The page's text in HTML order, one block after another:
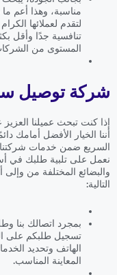
مناسبة، وهذا أعم
لتقدم لعملائها
تنافسية جدًا وأقل
المستوى من
شركة توصيل
إذا كنت تبحث عميلنا
أننا الخيار الأفضل أمامك
السريع ضمن خدمات
نعمل على تلبية طلبك في
والبضائع المختلفة من
التالية:
بمجرد اتصالك بنا
تسجيل طلبكم على
الهاتف وتحديد
المعاينة المناسب.